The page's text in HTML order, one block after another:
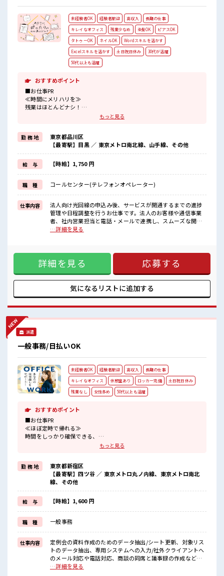
未経験者OK 経験者歓迎 高収入
長期の仕事
キレイなオフィス
残業少なめ 染髪OK
ピアスOK
タトゥーOK
ネイルOK
Wordスキルを活かす
Excelスキルを活かす
土日祝日休み
30代が活躍
50代以上も活躍
おすすめポイント
■お仕事PR
≪時間にメリハリを≫
残業はほとんどナシ！
場合によってはお願いすることもあります♪
週末は家族や友人と一緒にプライベート満喫！
≪髪色自由で自分らしく働く≫
明るすぎたり奇抜でなければ基本的に自由！
(規定有)≪未経験OKの仕事≫
新しいことにチャレンジするのは不安だけど、
しっかり働く環境が整っています！
イチからスキルUP・ステップUP目指していきましょう！
≪収入アップを目指せる≫
高時給だらけの派遣のお仕事です！
■職場の雰囲気
髪型にこだわりのあるアナタは必見！
髪型自由な職場！
土日祝休みなので、
ON/OFFの切替もしやすい！
もっと見る
勤 務 地
東京都品川区
【最寄駅】目黒 ／ 東京メトロ南北線、山手線、その他
給 与 【時給】1,750 円
職 種 コールセンター(テレフォンオペレーター)
仕事内容
法人向け光回線の申込み後、サービスが開通するまでの進捗
管理や日程調整を行うお仕事です。法人のお客様や通信事業
者、社内営業担当と電話・メールで連携し、スムーズな開通
をサポートします。●法人向け光回線の開通に関する進捗管
業はほとんどナシ！ 場合によってはお願いすることもありま
す♪ ≪週休2日制≫ 週末は家族や友人と一緒にプライベート
満喫！ ≪髪色自由で自分らしく働く≫ 明るすぎたり奇抜でな
ければ基本的に自由！ (規定有)≪未経験OKの仕事≫ 新しいこ
とにチャレンジするのは不安だけど、 しっかり働く環境が整
っています！ イチからスキルUP・ステップUP目指していき
お仕事です！ ■職場の雰囲気 髪型にこだわりのあるアナタは
必見！ 髪型自由な職場！ 残業はほとんどなし！ プライベート
…詳細を見る
詳細を見る 応募する
気になるリストに追加する
派遣
一般事務/日払いOK
未経験者OK 経験者歓迎 高収入
長期の仕事
キレイなオフィス
休憩室あり ロッカー完備
土日祝日休み
残業なし
女性多め 50代以上も活躍
おすすめポイント
■お仕事PR
≪ほぼ定時で帰れる≫
時間をしっかり確保できる、
≪女性も活躍できる職場≫
もちろん男性の応募も歓迎です！
≪土日祝休のお仕事≫
家族や友人と一緒にプライベート満喫！
≪初めての仕事だけど自分にもできそう≫
新しいことにチャレンジするのは不安だけど、
しっかり働く環境が整っています！
イチからスキルUP・ステップUP目指していきましょう！
≪収入アップを目指せる≫
高時給だらけの派遣のお仕事です！
■職場の雰囲気
女性多めで休み時間は女子トークがあふれる職場です！
もちろん男性の応募もOKですよ！
もっと見る
勤 務 地
東京都新宿区
【最寄駅】四ツ谷 ／ 東京メトロ丸ノ内線、東京メトロ南北
線、その他
給 与 【時給】1,600 円
職 種 一般事務
仕事内容
定例会の資料作成のためのデータ抽出/シート更新、対象リス
トのデータ抽出、専用システムへの入力/社外クライアントへ
のメール対応や電話対応、商談の同席と議事録の作成などフ
ォーマットは既に決まっており、やることも教えて頂けま
…詳細を見る